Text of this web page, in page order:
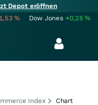
Depot eröffnen
% Dow Jones +0,25%
Index
Chart